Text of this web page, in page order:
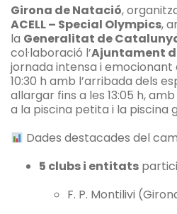
Girona de Natació,
ACELL – Special Olympics,
la Generalitat de
col·laboració l’Ajuntament
jornada intensa i emocionant
10:30 h amb l’arribada dels
allargar fins a les 13:05 h,
a la piscina petita i la piscina
Dades destacades del
5 clubs i entitats
F. P. Montilivi